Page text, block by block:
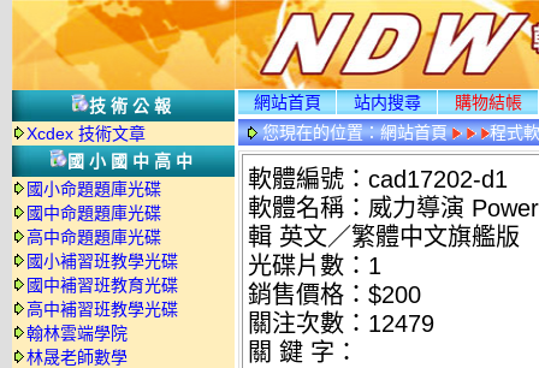
技術公報
Xcdex 技術文章
國小國中高中
國小命題題庫光碟
國中命題題庫光碟
高中命題題庫光碟
國小補習班教學光碟
國中補習班教育光碟
高中補習班教學光碟
翰林雲端學院
林晟老師數學
網站首頁 站内搜尋
購物結帳
您現在的位置：網站首頁 程式
軟體編號：cad17202-d1
軟體名稱：威力導演
輯 英文／繁體中文旗艦版
光碟片數：1
銷售價格：$200
關注次數： 12479
關 鍵 字：